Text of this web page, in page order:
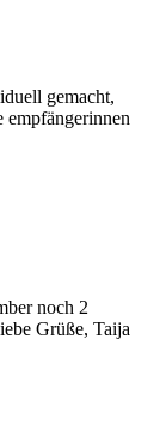
gemacht,
empfängerinnen
noch 2
Grüße, Taija